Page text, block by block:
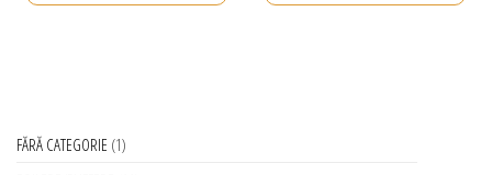
FĂRĂ CATEGORIE 1